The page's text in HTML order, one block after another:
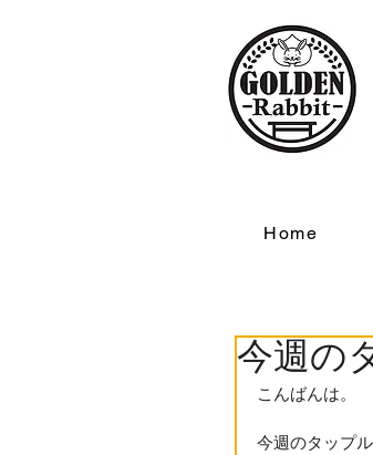
Home
今週の
こんばんは。
今週のタップ